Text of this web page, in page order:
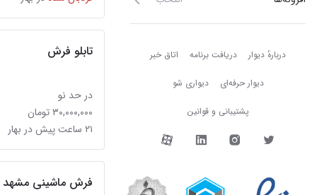
دربارهٔ دیوار دربارهٔ دیوار دریافت برنامه اتاق خبر
دیوار حرفه‌ای دیواری شو
پشتیبانی و قوانین
دیوار در شبکه‌های
تابلو فرش
در حد نو
۳۰,۰۰۰,۰۰۰ تومان
۲۱ ساعت پیش در بهار
فرش ماشینی مشهد